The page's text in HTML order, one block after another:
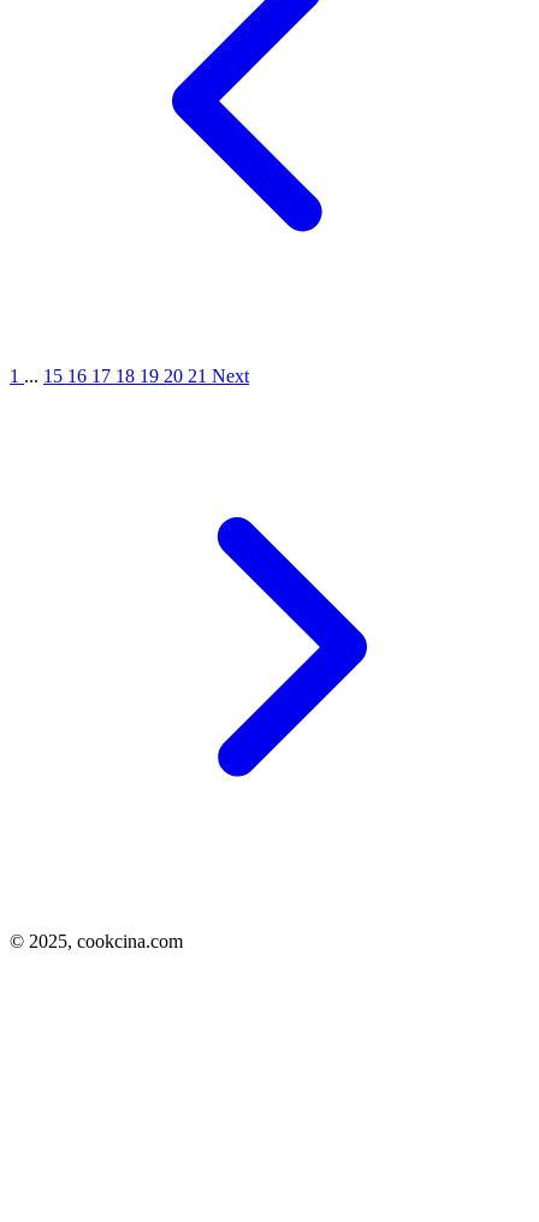
1 ... 15 16 17 18 19 20 21 Next
© 2025, cookcina.com